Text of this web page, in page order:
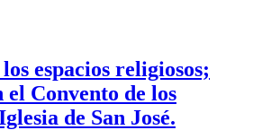
espacios religiosos;
el Convento de los
de San José.